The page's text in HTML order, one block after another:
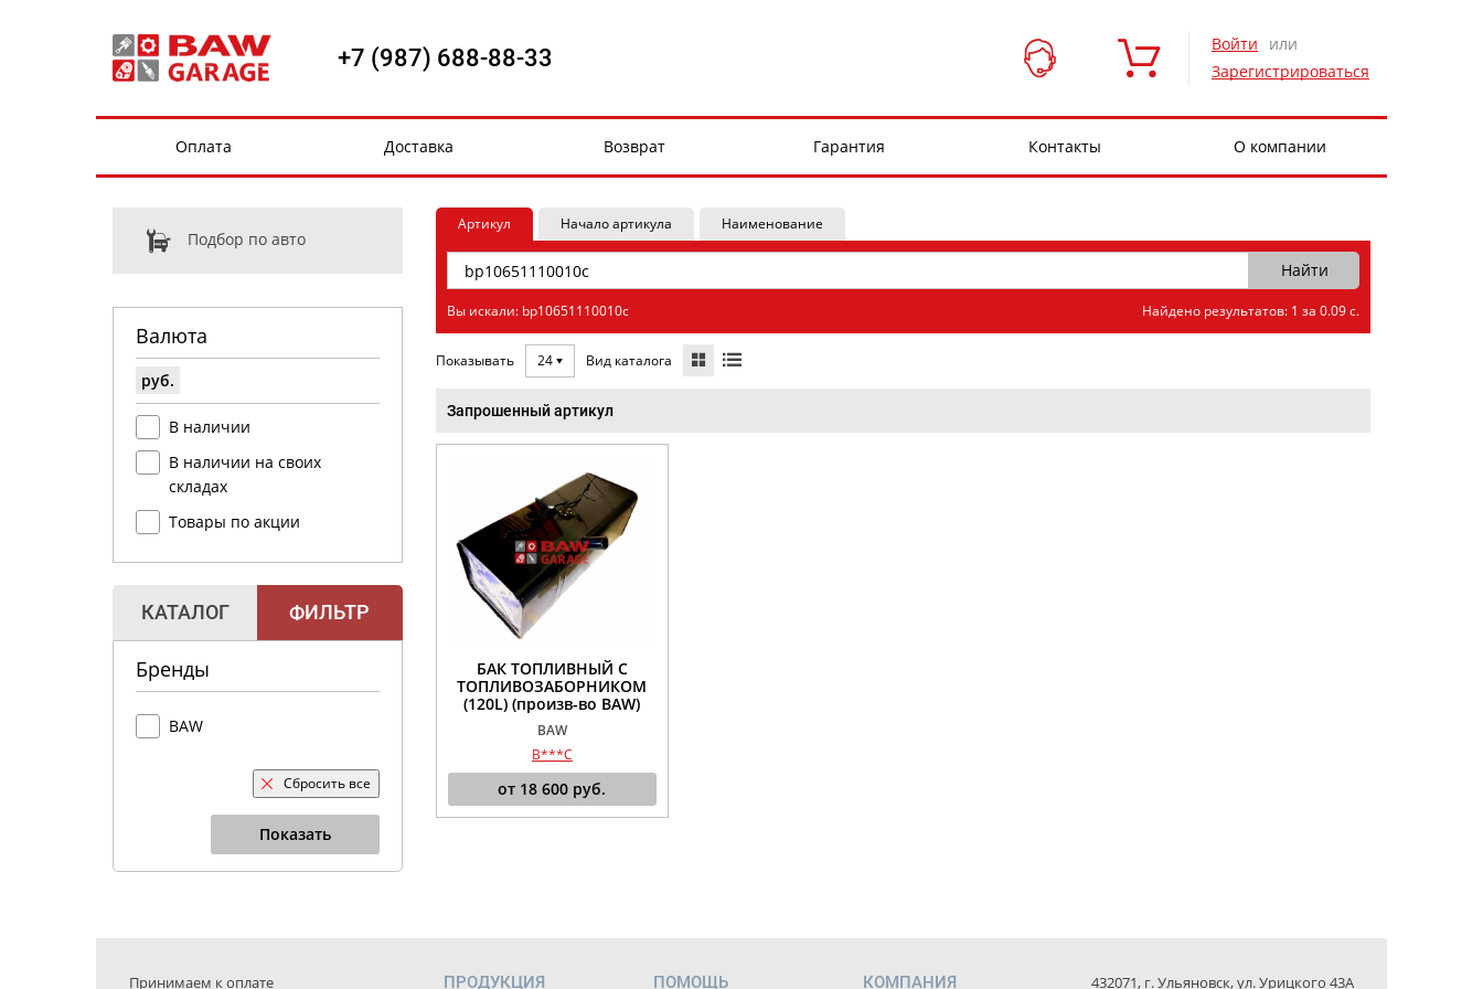
+7 (987) 688-88-33 Войти
или
Зарегистрироваться
Оплата Доставка Возврат Гарантия Контакты О компании
Подбор по авто
Валюта
руб.
В наличии
В наличии на своих
складах
Товары по акции
КАТАЛОГ ФИЛЬТР
Бренды
BAW
Сбросить все
Показать
Артикул Начало артикула Наименование
Вы искали: bp10651110010c Найдено результатов: 1 за 0.09 с.
Показывать 24 Вид каталога
Запрошенный артикул
БАК ТОПЛИВНЫЙ С
ТОПЛИВОЗАБОРНИКОМ
(120L) (произв-во BAW)
BAW
B***C
от 18 600 руб.
Принимаем к оплате ПРОДУКЦИЯ ПОМОЩЬ КОМПАНИЯ 432071, г. Ульяновск, ул. Урицкого 43А